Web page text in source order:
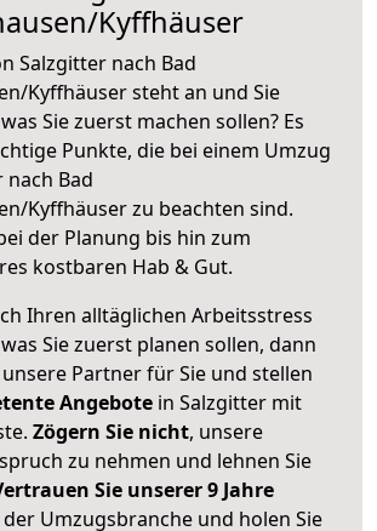
Kyffhäuser
Salzgitter nach Bad
Kyffhäuser steht an und Sie
Sie zuerst machen sollen? Es
Punkte, die bei einem Umzug
nach Bad
Kyffhäuser zu beachten sind.
der Planung bis hin zum
kostbaren Hab & Gut.
Ihren alltäglichen Arbeitsstress
Sie zuerst planen sollen, dann
Partner für Sie und stellen
Angebote in Salzgitter mit
Zögern Sie nicht, unsere
zu nehmen und lehnen Sie
Sie unserer 9 Jahre
der Umzugsbranche und holen Sie